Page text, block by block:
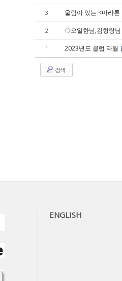
3 울림이 있는 <마라톤
2 ◇오일한님,김형랑님
1 2023년도 클럽 타월
검색
ENGLISH